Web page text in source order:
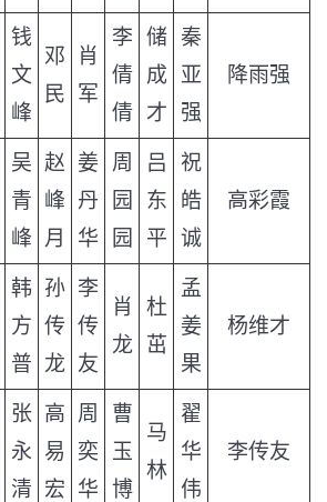
钱
文
峰
邓
民
肖
军
李
倩
倩
储
成
才
秦
亚
强
降雨强
吴
青
峰
赵
峰
月
姜
丹
华
周
园
园
吕
东
平
祝
皓
诚
高彩霞
韩
方
普
孙
传
龙
李
传
友
肖
龙
杜
茁
孟
姜
果
杨维才
张
永
清
高
易
宏
周
奕
华
曹
玉
博
马
林
翟
华
伟
李传友